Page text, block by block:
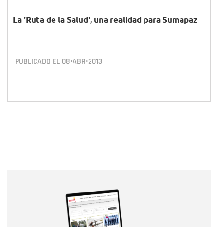
La 'Ruta de la Salud', una realidad para Sumapaz
PUBLICADO EL 08•ABR•2013
Correo electrónico